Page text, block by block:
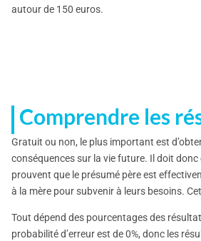
autour de 150 euros.
Comprendre les
Gratuit ou non, le plus important est
conséquences sur la vie future. Il doit
prouvent que le présumé père est
à la mère pour subvenir à leurs besoins.
Tout dépend des pourcentages des
probabilité d’erreur est de 0%, donc les